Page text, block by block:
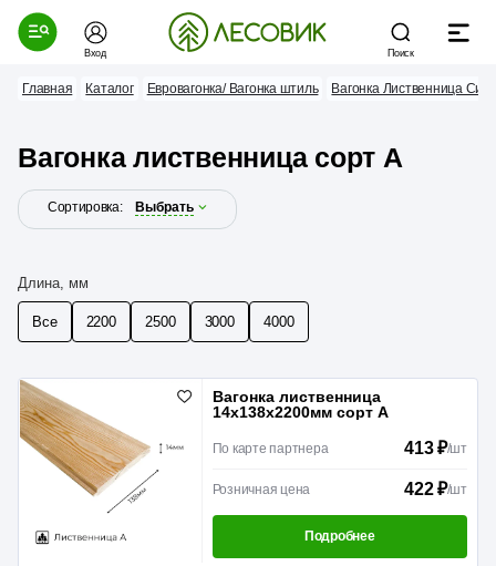
Вход Поиск
Главная Каталог Евровагонка/ Вагонка штиль Вагонка Лиственница
Вагонка лиственница сорт А
Сортировка: Выбрать
Длина, мм
Все 2200 2500 3000 4000
Вагонка лиственница
14х138х2200мм сорт А
По карте партнера 413 ₽/шт
Розничная цена 422 ₽/шт
Подробнее